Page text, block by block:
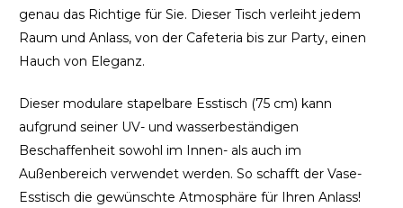
genau das Richtige für Sie. Dieser Tisch verleiht jedem
Raum und Anlass, von der Cafeteria bis zur Party, einen
Hauch von Eleganz.
Dieser modulare stapelbare Esstisch (75 cm) kann
aufgrund seiner UV- und wasserbeständigen
Beschaffenheit sowohl im Innen- als auch im
Außenbereich verwendet werden. So schafft der Vase-
Esstisch die gewünschte Atmosphäre für Ihren Anlass!